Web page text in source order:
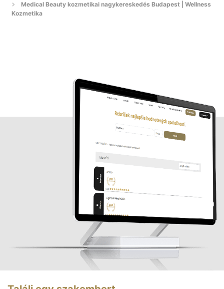
Medical Beauty kozmetikai nagykereskedés Budapest | Wellness
Kozmetika